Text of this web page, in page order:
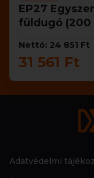
EP27
füldugó (200
Nettó: 24 851 Ft
31 561 Ft
Adatvédelmi